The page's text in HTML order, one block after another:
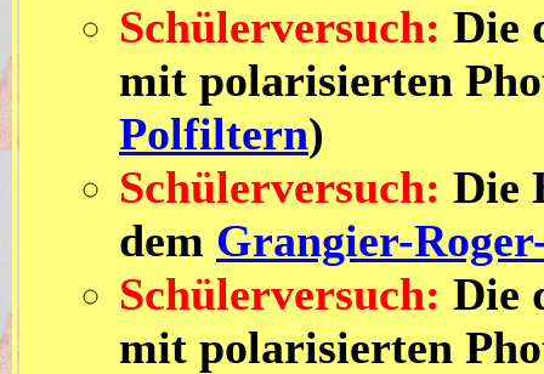
Schülerversuch: Die
mit polarisierten
Polfiltern)
Schülerversuch: Die
dem Grangier-
Schülerversuch: Die
mit polarisierten